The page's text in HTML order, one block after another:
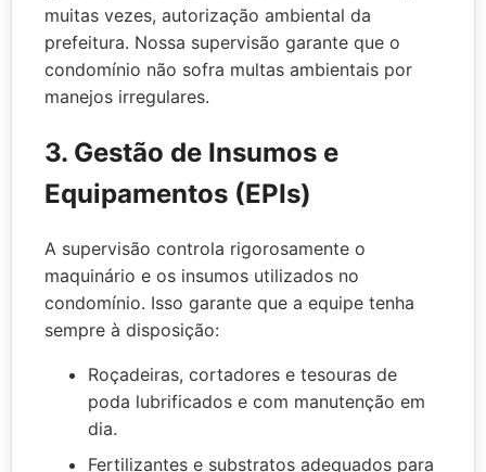
muitas vezes, autorização ambiental da
prefeitura. Nossa supervisão garante que o
condomínio não sofra multas ambientais por
manejos irregulares.
3. Gestão de Insumos e
Equipamentos (EPIs)
A supervisão controla rigorosamente o
maquinário e os insumos utilizados no
condomínio. Isso garante que a equipe tenha
sempre à disposição:
Roçadeiras, cortadores e tesouras de
poda lubrificados e com manutenção em
dia.
Fertilizantes e substratos adequados para